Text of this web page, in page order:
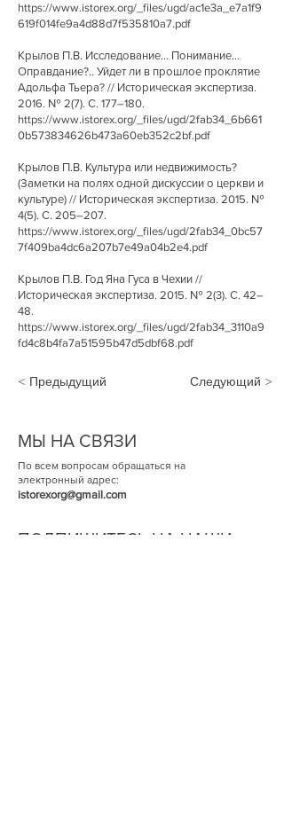
https://www.istorex.org/_files/ugd/ac1e3a_e7a1f9
619f014fe9a4d88d7f535810a7.pdf
Крылов П.В. Исследование... Понимание...
Оправдание?.. Уйдет ли в прошлое проклятие
Адольфа Тьера? // Историческая экспертиза.
2016. № 2(7). С. 177–180.
https://www.istorex.org/_files/ugd/2fab34_6b661
0b573834626b473a60eb352c2bf.pdf
Крылов П.В. Культура или недвижимость?
(Заметки на полях одной дискуссии о церкви и
культуре) // Историческая экспертиза. 2015. №
4(5). С. 205–207.
https://www.istorex.org/_files/ugd/2fab34_0bc57
7f409ba4dc6a207b7e49a04b2e4.pdf
Крылов П.В. Год Яна Гуса в Чехии //
Историческая экспертиза. 2015. № 2(3). С. 42–
48.
https://www.istorex.org/_files/ugd/2fab34_3110a9
fd4c8b4fa7a51595b47d5dbf68.pdf
< Предыдущий Следующий >
МЫ НА СВЯЗИ
По всем вопросам обращаться на
электронный адрес:
istorexorg@gmail.com
ПОДПИШИТЕСЬ НА НАШИ